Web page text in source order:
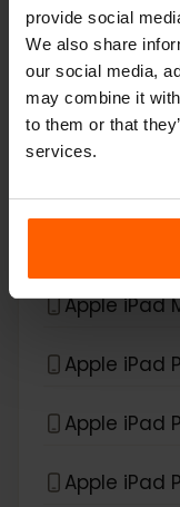
provide social
We also share
our social media,
may combine it
to them or that
services.
Apple iPad
Apple iPad
Apple iPad
Apple
Apple iPad
Apple iPad
Apple iPad
Apple iPad